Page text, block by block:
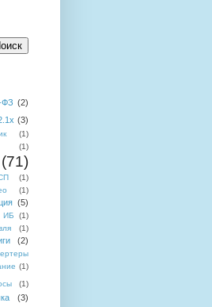
ФЗ (2)
(3)
(1)
(1)
(71)
(1)
(1)
(5)
ИБ (1)
(1)
(2)
(1)
(1)
(3)